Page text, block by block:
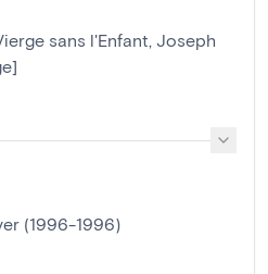
sans l'Enfant, Joseph
(1996-1996)